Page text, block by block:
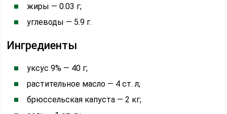
жиры — 0.03 г;
углеводы — 5.9 г.
Ингредиенты
уксус 9% — 40 г;
растительное масло — 4 ст. л;
брюссельская капуста — 2 кг;